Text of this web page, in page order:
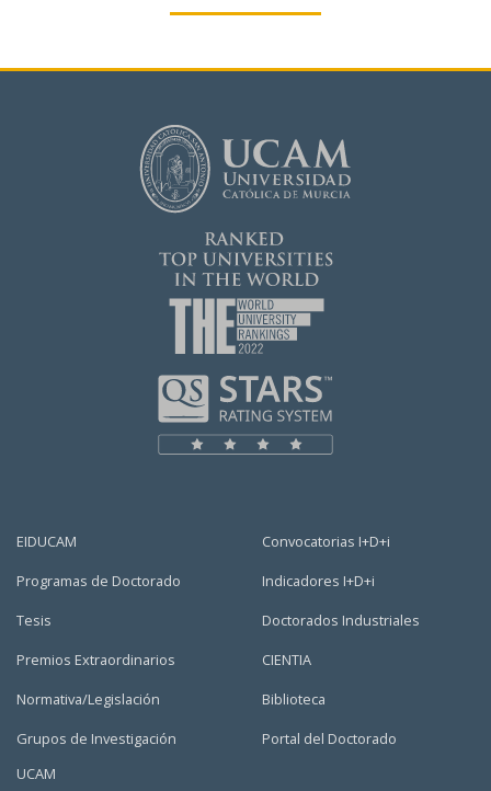
EIDUCAM
Programas de Doctorado
Tesis
Premios Extraordinarios
Normativa/Legislación
Grupos de Investigación
Convocatorias I+D+i
Indicadores I+D+i
Doctorados Industriales
CIENTIA
Biblioteca
Portal del Doctorado
UCAM